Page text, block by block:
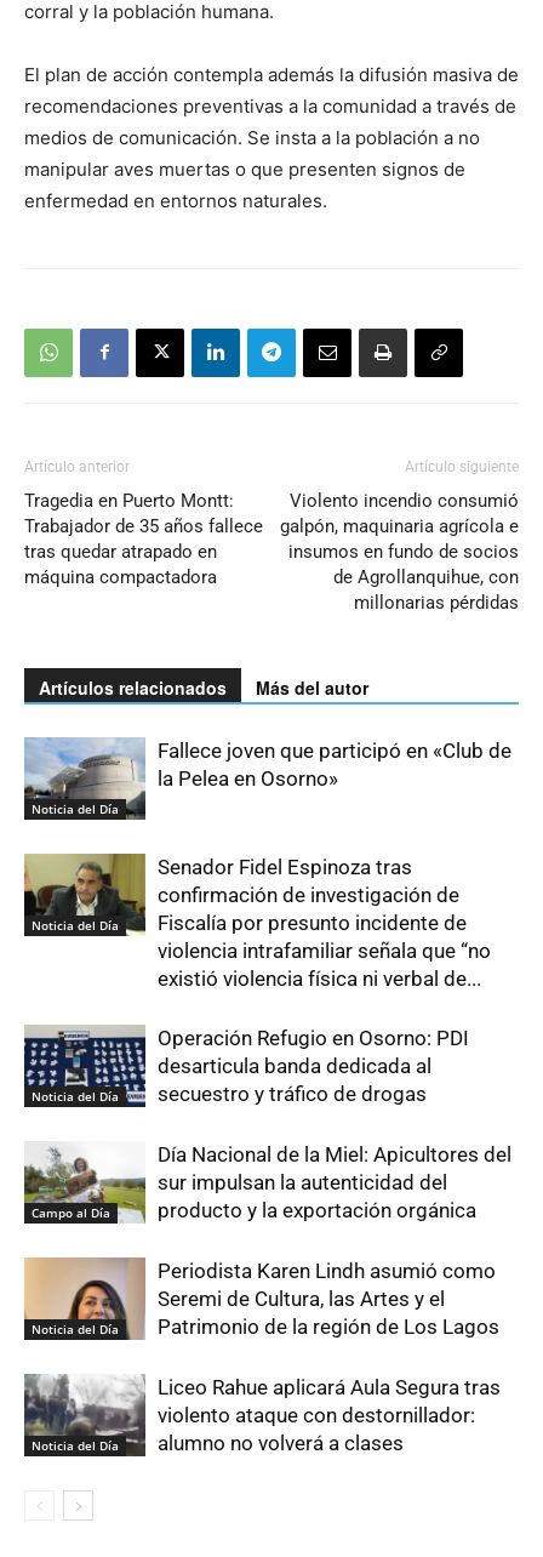
corral y la población humana.
El plan de acción contempla además la difusión masiva de
recomendaciones preventivas a la comunidad a través de
medios de comunicación. Se insta a la población a no
manipular aves muertas o que presenten signos de
enfermedad en entornos naturales.
Artículo anterior
Tragedia en Puerto Montt:
Trabajador de 35 años fallece
tras quedar atrapado en
máquina compactadora
Artículo siguiente
Violento incendio consumió
galpón, maquinaria agrícola e
insumos en fundo de socios
de Agrollanquihue, con
millonarias pérdidas
Artículos relacionados Más del autor
Noticia del Día
Fallece joven que participó en «Club de
la Pelea en Osorno»
Noticia del Día
Senador Fidel Espinoza tras
confirmación de investigación de
Fiscalía por presunto incidente de
violencia intrafamiliar señala que “no
existió violencia física ni verbal de...
Noticia del Día
Operación Refugio en Osorno: PDI
desarticula banda dedicada al
secuestro y tráfico de drogas
Campo al Día
Día Nacional de la Miel: Apicultores del
sur impulsan la autenticidad del
producto y la exportación orgánica
Noticia del Día
Periodista Karen Lindh asumió como
Seremi de Cultura, las Artes y el
Patrimonio de la región de Los Lagos
Noticia del Día
Liceo Rahue aplicará Aula Segura tras
violento ataque con destornillador:
alumno no volverá a clases